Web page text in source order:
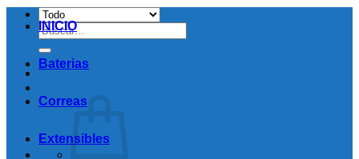
Buscar
por:
INICIO
Baterias
Correas
Extensibles